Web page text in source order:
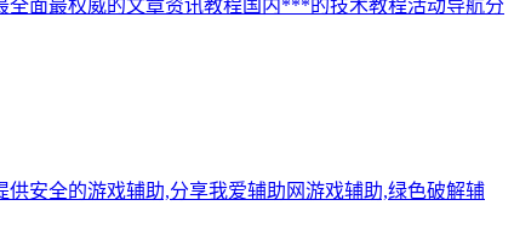
面最权威的文章资讯教程国内***的技术教程活动导航分
供安全的游戏辅助,分享我爱辅助网游戏辅助,绿色破解辅